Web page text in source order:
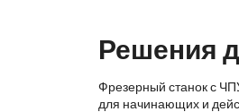
Решения
Фрезерный станок с
для начинающих и